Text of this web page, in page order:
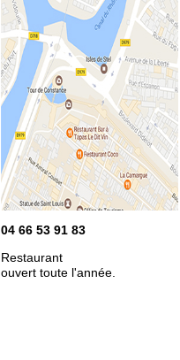
04 66 53 91 83
Restaurant
ouvert toute l'année.